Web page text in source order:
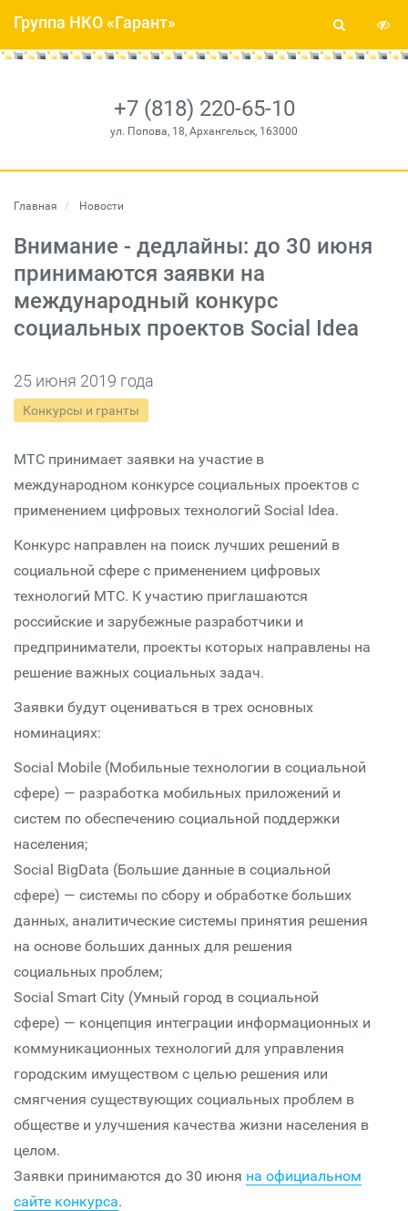
+7 (818) 220-65-10
ул. Попова, 18, Архангельск, 163000
Группа НКО «Гарант»
Главная Новости
Внимание - дедлайны: до 30 июня
принимаются заявки на
международный конкурс
социальных проектов Social Idea
25 июня 2019 года
Конкурсы и гранты
МТС принимает заявки на участие в
международном конкурсе социальных проектов с
применением цифровых технологий Social Idea.
Конкурс направлен на поиск лучших решений в
социальной сфере с применением цифровых
технологий МТС. К участию приглашаются
российские и зарубежные разработчики и
предприниматели, проекты которых направлены на
решение важных социальных задач.
Заявки будут оцениваться в трех основных
номинациях:
Social Mobile (Мобильные технологии в социальной
сфере) — разработка мобильных приложений и
систем по обеспечению социальной поддержки
населения;
Social BigData (Большие данные в социальной
сфере) — системы по сбору и обработке больших
данных, аналитические системы принятия решения
на основе больших данных для решения
социальных проблем;
Social Smart Сity (Умный город в социальной
сфере) — концепция интеграции информационных и
коммуникационных технологий для управления
городским имуществом с целью решения или
смягчения существующих социальных проблем в
обществе и улучшения качества жизни населения в
целом.
Заявки принимаются до 30 июня на официальном
сайте конкурса.